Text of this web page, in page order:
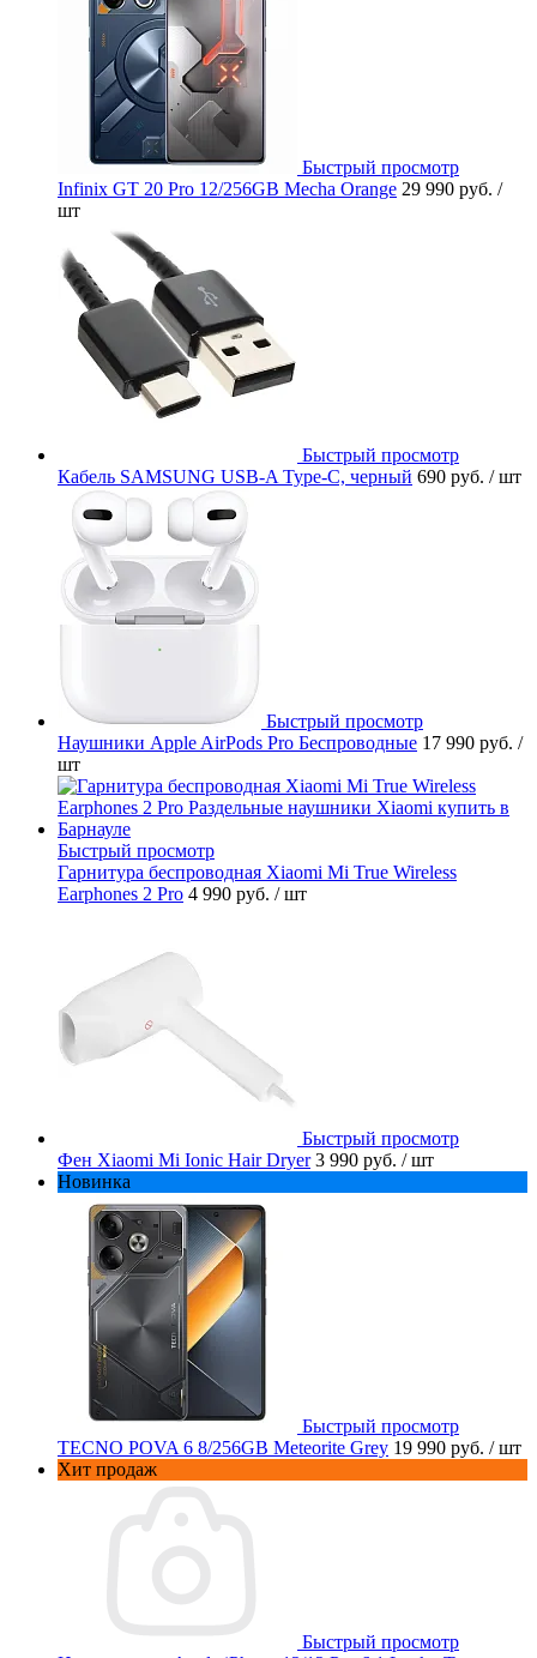
Быстрый просмотр
Infinix GT 20 Pro 12/256GB Mecha Orange 29 990 руб. /
шт
Быстрый просмотр
Кабель SAMSUNG USB-A Type-C, черный 690 руб. / шт
Быстрый просмотр
Наушники Apple AirPods Pro Беспроводные 17 990 руб. /
шт
Быстрый просмотр
Гарнитура беспроводная Xiaomi Mi True Wireless
Earphones 2 Pro 4 990 руб. / шт
Быстрый просмотр
Фен Xiaomi Mi Ionic Hair Dryer 3 990 руб. / шт
Новинка
Быстрый просмотр
TECNO POVA 6 8/256GB Meteorite Grey 19 990 руб. / шт
Хит продаж
Быстрый просмотр